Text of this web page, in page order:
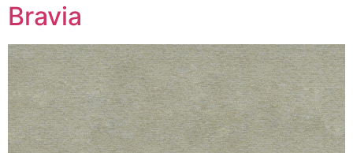
Bravia